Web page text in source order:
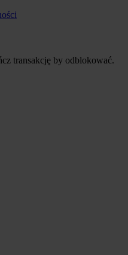
transakcję by odblokować.